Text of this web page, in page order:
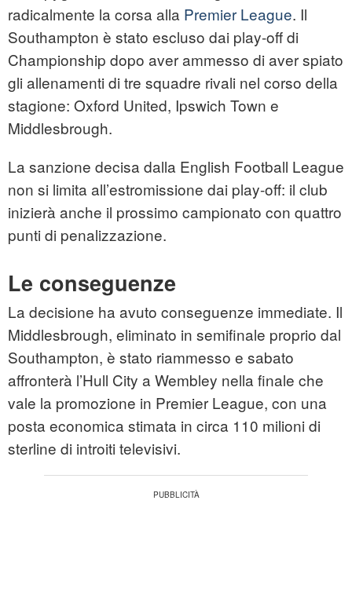
radicalmente la corsa alla Premier League. Il
Southampton è stato escluso dai play-off di
Championship dopo aver ammesso di aver spiato
gli allenamenti di tre squadre rivali nel corso della
stagione: Oxford United, Ipswich Town e
Middlesbrough.
La sanzione decisa dalla English Football League
non si limita all’estromissione dai play-off: il club
inizierà anche il prossimo campionato con quattro
punti di penalizzazione.
Le conseguenze
La decisione ha avuto conseguenze immediate. Il
Middlesbrough, eliminato in semifinale proprio dal
Southampton, è stato riammesso e sabato
affronterà l’Hull City a Wembley nella finale che
vale la promozione in Premier League, con una
posta economica stimata in circa 110 milioni di
sterline di introiti televisivi.